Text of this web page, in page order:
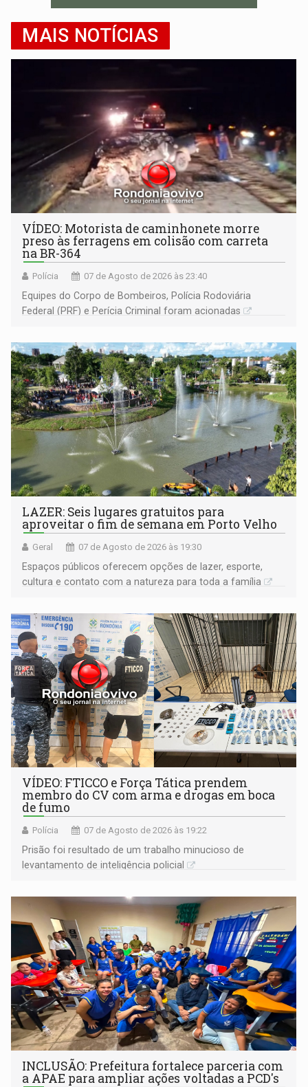
MAIS NOTÍCIAS
VÍDEO: Motorista de caminhonete morre
preso às ferragens em colisão com carreta
na BR-364
Polícia 07 de Agosto de 2026 às 23:40
Equipes do Corpo de Bombeiros, Polícia Rodoviária
Federal (PRF) e Perícia Criminal foram acionadas
LAZER: Seis lugares gratuitos para
aproveitar o fim de semana em Porto Velho
Geral 07 de Agosto de 2026 às 19:30
Espaços públicos oferecem opções de lazer, esporte,
cultura e contato com a natureza para toda a família
VÍDEO: FTICCO e Força Tática prendem
membro do CV com arma e drogas em boca
de fumo
Polícia 07 de Agosto de 2026 às 19:22
Prisão foi resultado de um trabalho minucioso de
levantamento de inteligência policial
INCLUSÃO: Prefeitura fortalece parceria com
a APAE para ampliar ações voltadas a PCD's